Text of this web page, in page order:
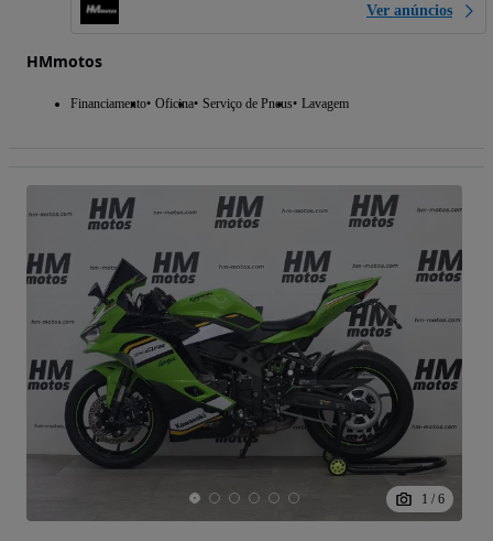
Ver anúncios
HMmotos
Financiamento Oficina Serviço de Pneus Lavagem
1 / 6